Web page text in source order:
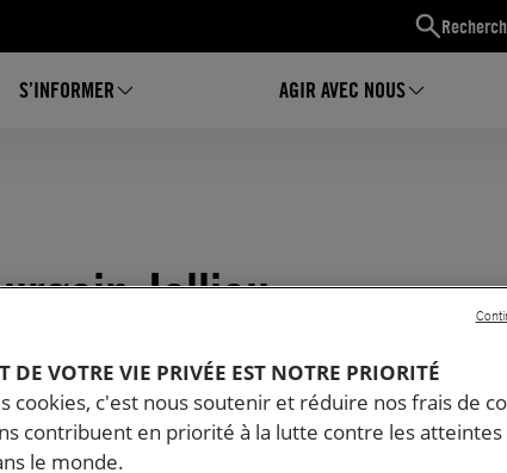
S’INFORMER AGIR AVEC NOUS
Jallieu
DE VOTRE VIE PRIVÉE EST NOTRE PRIORITÉ
cookies, c'est nous soutenir et réduire nos frais de
contribuent en priorité à la lutte contre les
le monde.